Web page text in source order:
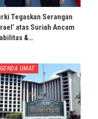
Tegaskan Serangan
atas Suriah Ancam
&…
UMAT